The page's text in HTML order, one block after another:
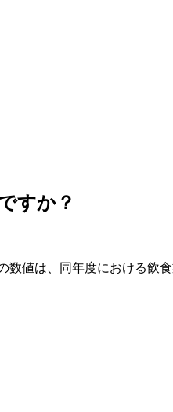
すか？
値は、同年度における飲